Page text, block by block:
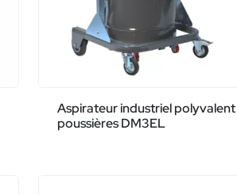
Aspirateur industriel polyvalent
poussières DM3EL